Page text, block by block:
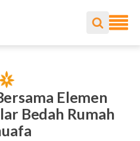
Elemen
Bedah Rumah